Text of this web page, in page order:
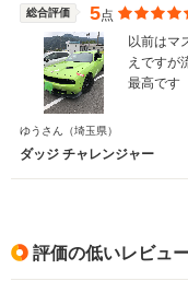
WLTCモード
燃費
駆動方式 FR、4WD
総合評価 5点
以前はマ
えですが
最高です
ゆうさん （埼玉県）
ダッジ チャレンジャー
評価の低いレビュ